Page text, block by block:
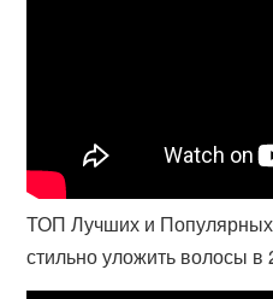
ТОП Лучших и Популярных
стильно уложить волосы